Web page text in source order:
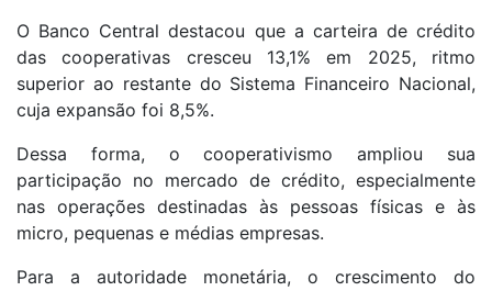
O Banco Central destacou que a carteira de crédito
das cooperativas cresceu 13,1% em 2025, ritmo
superior ao restante do Sistema Financeiro Nacional,
cuja expansão foi 8,5%.
Dessa forma, o cooperativismo ampliou sua
participação no mercado de crédito, especialmente
nas operações destinadas às pessoas físicas e às
micro, pequenas e médias empresas.
Para a autoridade monetária, o crescimento do